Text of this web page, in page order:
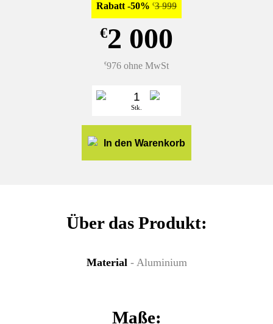
Rabatt -50% €3 999
€2 000
€976 ohne MwSt
Stk.
In den Warenkorb
Über das Produkt:
Material- Aluminium
Maße: